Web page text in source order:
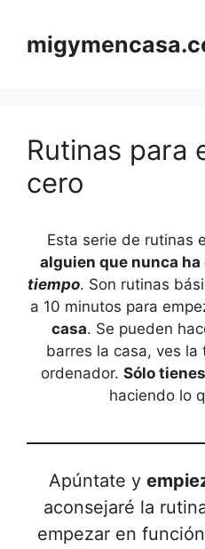
contenido
Rutinas para
cero
Esta serie de rutinas
alguien que nunca
tiempo. Son rutinas
a 10 minutos para
casa. Se pueden
barres la casa, ves
ordenador. Sólo
haciendo lo
Apúntate y
aconsejaré la
empezar en